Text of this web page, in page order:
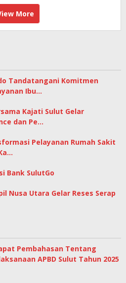
More
Tandatangani Komitmen
Ibu…
Kajati Sulut Gelar
dan Pe…
Pelayanan Rumah Sakit
Bank SulutGo
Nusa Utara Gelar Reses Serap
Pembahasan Tentang
APBD Sulut Tahun 2025